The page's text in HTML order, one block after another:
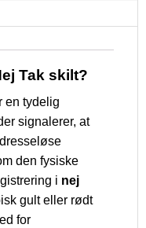
Tak skilt?
en tydelig
signalerer, at
den fysiske
i nej
gult eller rødt
for